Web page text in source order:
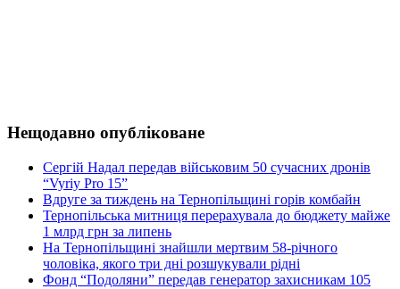
Нещодавно опубліковане
Сергій Надал передав військовим 50 сучасних дронів
“Vyriy Pro 15”
Вдруге за тиждень на Тернопільщині горів комбайн
Тернопільська митниця перерахувала до бюджету майже
1 млрд грн за липень
На Тернопільщині знайшли мертвим 58-річного
чоловіка, якого три дні розшукували рідні
Фонд “Подоляни” передав генератор захисникам 105